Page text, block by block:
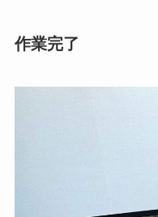
作業完了